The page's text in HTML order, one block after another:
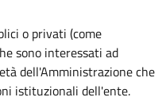
o privati (come
sono interessati ad
dell'Amministrazione che
istituzionali dell'ente.